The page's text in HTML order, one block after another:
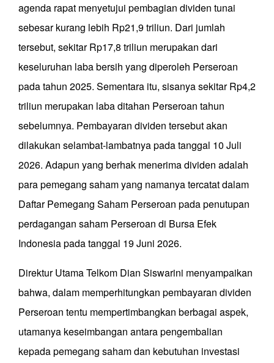
agenda rapat menyetujui pembagian dividen tunai
sebesar kurang lebih Rp21,9 triliun. Dari jumlah
tersebut, sekitar Rp17,8 triliun merupakan dari
keseluruhan laba bersih yang diperoleh Perseroan
pada tahun 2025. Sementara itu, sisanya sekitar Rp4,2
triliun merupakan laba ditahan Perseroan tahun
sebelumnya. Pembayaran dividen tersebut akan
dilakukan selambat-lambatnya pada tanggal 10 Juli
2026. Adapun yang berhak menerima dividen adalah
para pemegang saham yang namanya tercatat dalam
Daftar Pemegang Saham Perseroan pada penutupan
perdagangan saham Perseroan di Bursa Efek
Indonesia pada tanggal 19 Juni 2026.
Direktur Utama Telkom Dian Siswarini menyampaikan
bahwa, dalam memperhitungkan pembayaran dividen
Perseroan tentu mempertimbangkan berbagai aspek,
utamanya keseimbangan antara pengembalian
kepada pemegang saham dan kebutuhan investasi